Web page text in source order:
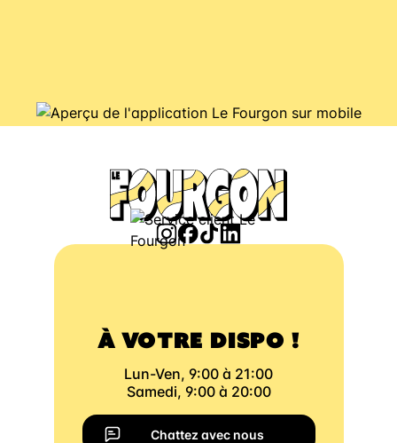
À VOTRE DISPO !
Lun-Ven, 9:00 à 21:00
Samedi, 9:00 à 20:00
Chattez avec nous